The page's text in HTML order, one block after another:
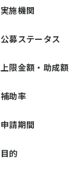
実施機関
公募ステータス
上限金額・助成額
補助率
申請期間
目的